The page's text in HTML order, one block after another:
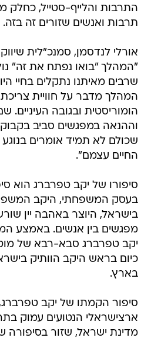
התרבות והלייף-סטייל, כחלק
תרבות ואנשים שזורים זה בזה.
אורלי לנדסמן, סמנכ"לית
"המהלך "בואו נפתח את זה"
שרבים מאיתנו נתקלים בחיי
המהלך מדבר על חוויית צריכת
הומוריסטית ובגובה העיניים.
וההנאה במפגשים סביב
שכולם לא תמיד אומרים בנוגע
החיים עצמם".
סיפורו של יקב טפרברג הוא
בעסק המשפחתי, היקב
בישראל, היוצר באהבה יין
יקב טפרברג סבא-רבא של
כיום בראש היקב הוותיק
בארץ.
ארצישראלי הנטועים עמוק
מדינת ישראל, שזור בסיפורה